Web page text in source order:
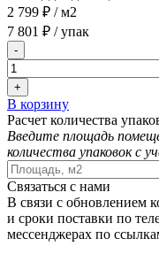
2 799 ₽ / м2
7 801 ₽ / упак
-
+
В корзину
Расчет количества
Введите площадь
количества упаковок с
Связаться с нами
В связи с обновлением
и сроки поставки по
мессенджерах по